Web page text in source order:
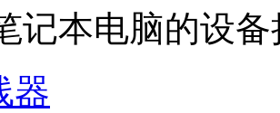
记本电脑的设备
器